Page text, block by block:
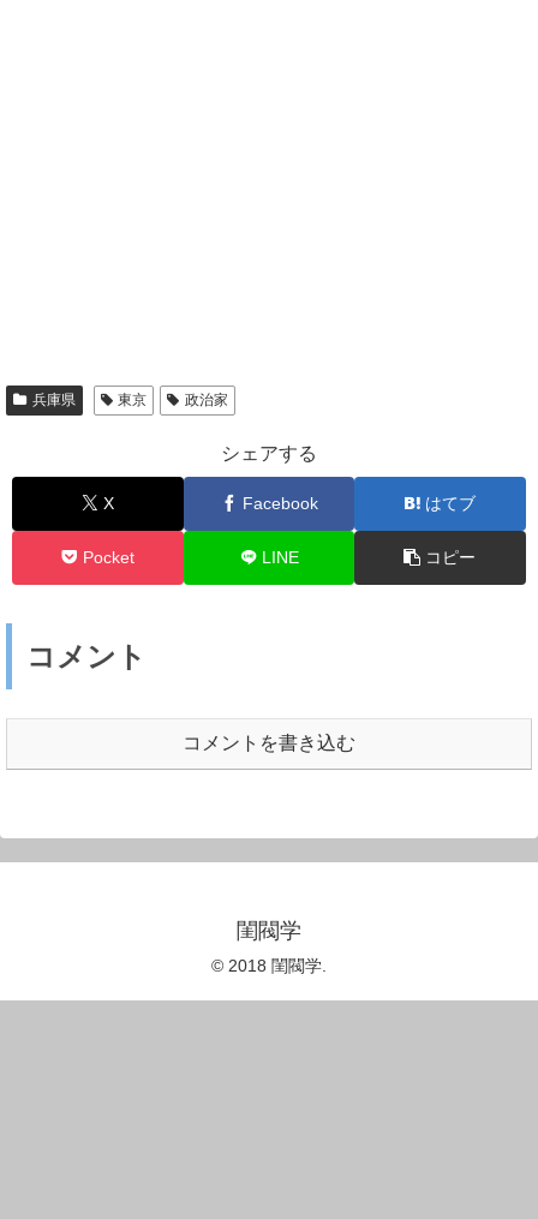
兵庫県 東京 政治家
シェアする
X Facebook はてブ
Pocket LINE コピー
コメント
コメントを書き込む
閨閥学
© 2018 閨閥学.